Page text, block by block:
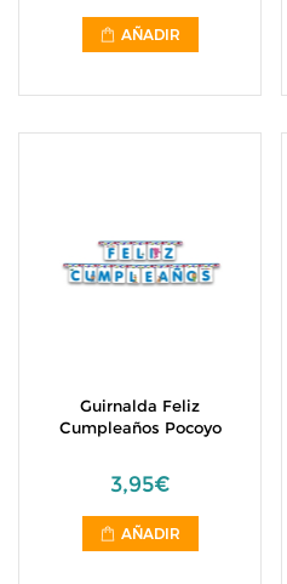
AÑADIR
Guirnalda Feliz
Cumpleaños Pocoyo
3,95€
AÑADIR